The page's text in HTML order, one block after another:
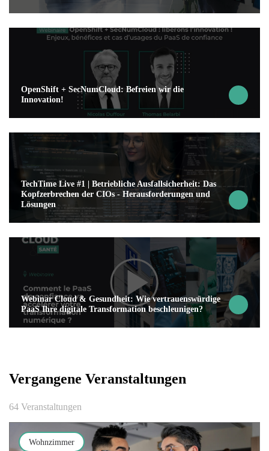
OpenShift + SecNumCloud: Befreien wir die
Innovation!
TechTime Live #1 | Betriebliche Ausfallsicherheit: Das
Kopfzerbrechen der CIOs - Herausforderungen und
Lösungen
Webinar Cloud & Gesundheit: Wie vertrauenswürdige
PaaS Ihre digitale Transformation beschleunigen?
Vergangene Veranstaltungen
64 Veranstaltungen
Wohnzimmer